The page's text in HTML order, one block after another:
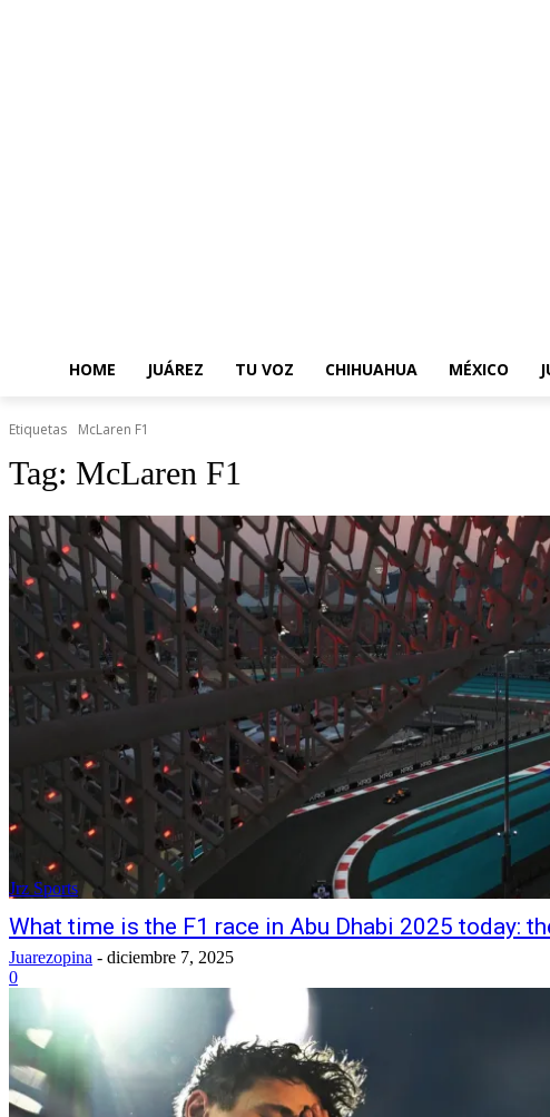
HOME JUÁREZ TU VOZ CHIHUAHUA MÉXICO
Etiquetas McLaren F1
Tag: McLaren F1
Jrz Sports
What time is the F1 race in Abu Dhabi 2025 today:
Juarezopina - diciembre 7, 2025
0